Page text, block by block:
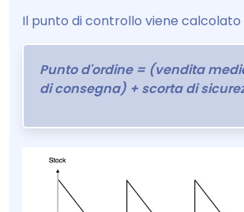
Il punto di controllo viene calcolato
Punto d'ordine = (vendita
di consegna) + scorta di